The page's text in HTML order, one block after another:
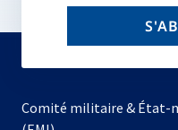
email
Comité militaire &